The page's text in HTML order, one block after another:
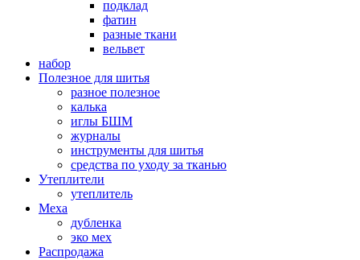
подклад
фатин
разные ткани
вельвет
набор
Полезное для шитья
разное полезное
калька
иглы БШМ
журналы
инструменты для шитья
средства по уходу за тканью
Утеплители
утеплитель
Меха
дубленка
эко мех
Распродажа